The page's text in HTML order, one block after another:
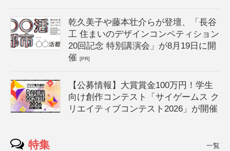
乾久美子や藤本壮介らが登壇、「長谷
工 住まいのデザインコンペティション
20回記念 特別講演会」が8月19日に開
催[PR]
【公募情報】大賞賞金100万円！学生
向け創作コンテスト「サイゲームス ク
リエイティブコンテスト2026」が開催
特集 一覧